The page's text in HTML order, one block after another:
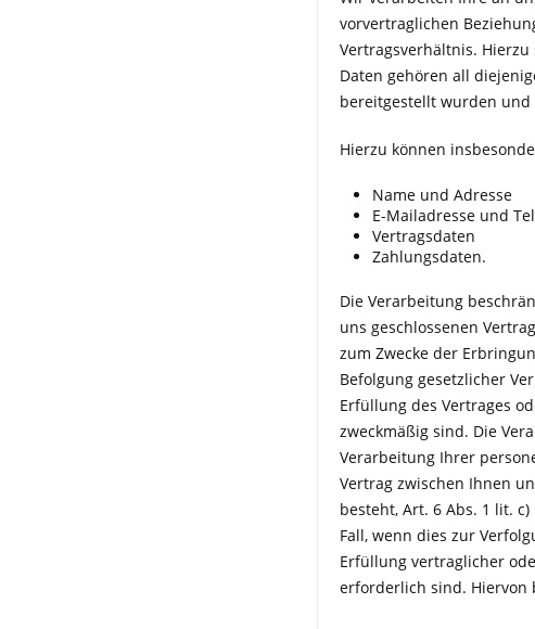
vorvertraglichen
Vertragsverhältnis.
Daten gehören all
bereitgestellt wurden und
Hierzu können
Name und Adresse
E-Mailadresse und
Vertragsdaten
Zahlungsdaten.
Die Verarbeitung
uns geschlossenen
zum Zwecke der
Befolgung gesetzlicher
Erfüllung des Vertrages
zweckmäßig sind. Die
Verarbeitung Ihrer
Vertrag zwischen Ihnen
besteht, Art. 6 Abs. 1 lit.
Fall, wenn dies zur
Erfüllung vertraglicher
erforderlich sind. Hiervon